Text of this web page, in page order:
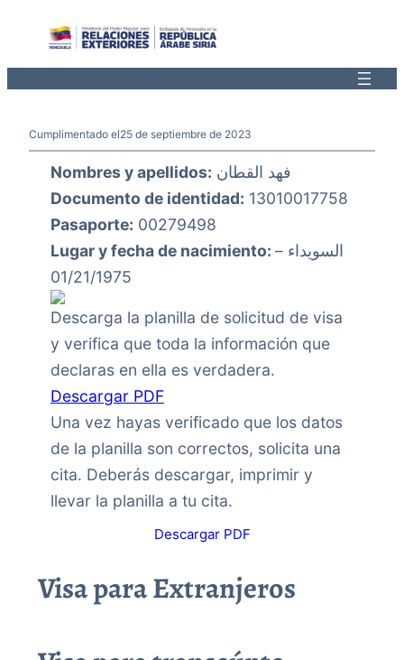
Cumplimentado el25 de septiembre de 2023
Nombres y apellidos: فهد القطان
Documento de identidad: 13010017758
Pasaporte: 00279498
Lugar y fecha de nacimiento: السويداء –
01/21/1975
Descarga la planilla de solicitud de visa
y verifica que toda la información que
declaras en ella es verdadera.
Descargar PDF
Una vez hayas verificado que los datos
de la planilla son correctos, solicita una
cita. Deberás descargar, imprimir y
llevar la planilla a tu cita.
Descargar PDF
Visa para Extranjeros